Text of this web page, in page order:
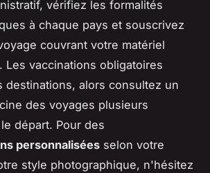
vérifiez les formalités
à chaque pays et souscrivez
couvrant votre matériel
Les vaccinations obligatoires
destinations, alors consultez un
des voyages plusieurs
départ. Pour des
personnalisées selon votre
style photographique, n'hésitez